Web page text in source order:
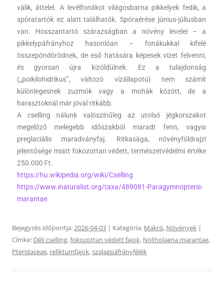
válik, áttelel. A levélfonákot világosbarna pikkelyek fedik, a
spóratartók ez alatt találhatók. Spóraérése június-júliusban
van. Hosszantartó szárazságban a növény levelei – a
pikkelypáfrányhoz hasonlóan – fonákukkal kifelé
összepöndörödnek, de eső hatására képesek vizet felvenni,
és gyorsan újra kizöldülnek. Ez a tulajdonság
(„poikilohidrikus”, változó vízállapotú) nem számít
különlegesnek zuzmók vagy a mohák között, de a
harasztoknál már jóval ritkább.
A cselling nálunk valószínűleg az utolsó jégkorszakot
megelőző melegebb időszakból maradt fenn, vagyis
preglaciális maradványfaj. Ritkasága, növényföldrajzi
jelentősége miatt fokozottan védett, természetvédelmi értéke
250.000 Ft.
https://hu.wikipedia.org/wiki/Cselling
https://www.inaturalist.org/taxa/489081-Paragymnopteris-
marantae
Bejegyzés időpontja:2026-04-03 | Kategória: Makró, Növények |
Címke: Déli cselling,fokozottan védett fajok, Notholaena marantae,
Pteridaceae, reliktumfajok,szalagpáfrányfélék